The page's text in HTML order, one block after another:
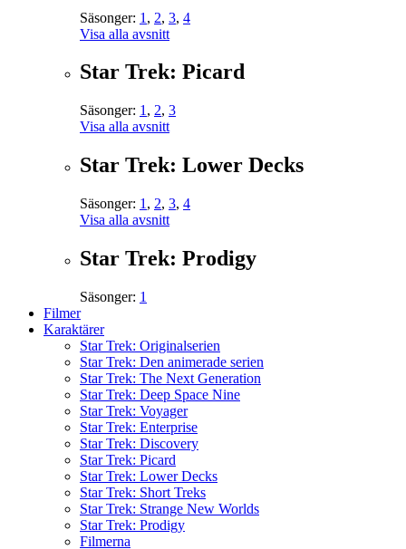
Säsonger: 1 , 2, 3, 4
Visa alla avsnitt
Star Trek: Picard
Säsonger: 1 , 2, 3
Visa alla avsnitt
Star Trek: Lower Decks
Säsonger: 1 , 2, 3, 4
Visa alla avsnitt
Star Trek: Prodigy
Säsonger: 1
Filmer
Karaktärer
Star Trek: Originalserien
Star Trek: Den animerade serien
Star Trek: The Next Generation
Star Trek: Deep Space Nine
Star Trek: Voyager
Star Trek: Enterprise
Star Trek: Discovery
Star Trek: Picard
Star Trek: Lower Decks
Star Trek: Short Treks
Star Trek: Strange New Worlds
Star Trek: Prodigy
Filmerna